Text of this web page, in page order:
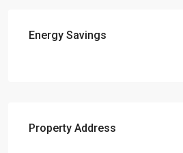
Energy Savings
Property Address